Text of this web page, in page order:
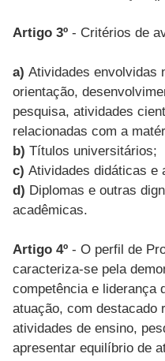
Artigo 3º - Critérios de
a) Atividades envolvidas
orientação,
pesquisa, atividades
relacionadas com a
b) Títulos universitários;
c) Atividades didáticas e
d) Diplomas e outras
acadêmicas.
Artigo 4º - O perfil de
caracteriza-se pela
competência e liderança
atuação, com destacado
atividades de ensino,
apresentar equilíbrio de